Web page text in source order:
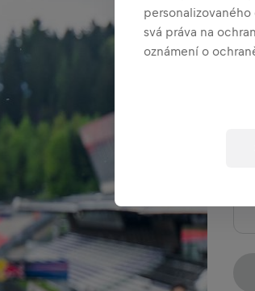
svá práva na
oznámení o